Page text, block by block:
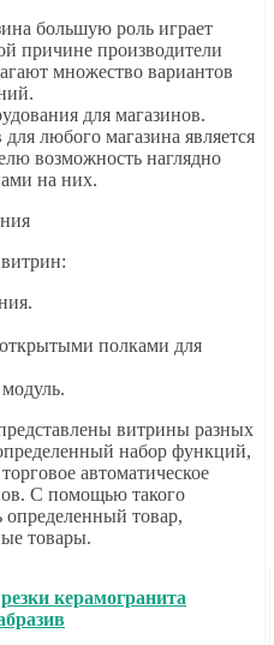
большую роль играет
причине производители
множество вариантов
для магазинов.
любого магазина является
возможность наглядно
на них.
полками для
витрины разных
набор функций,
автоматическое
С помощью такого
товар,
товары.
керамогранита